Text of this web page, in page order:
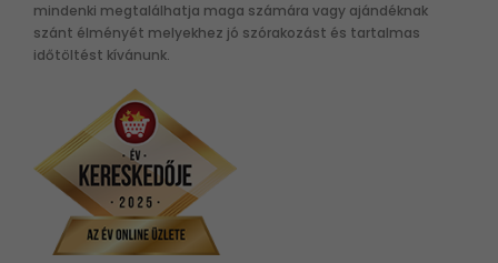
mindenki megtalálhatja maga számára vagy ajándéknak
szánt élményét melyekhez jó szórakozást és tartalmas
időtöltést kívánunk.